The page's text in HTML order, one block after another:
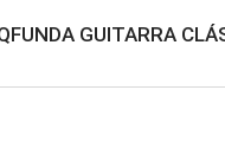
GUITARRA